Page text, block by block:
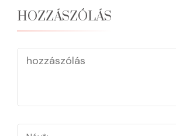
HOZZÁSZÓLÁS